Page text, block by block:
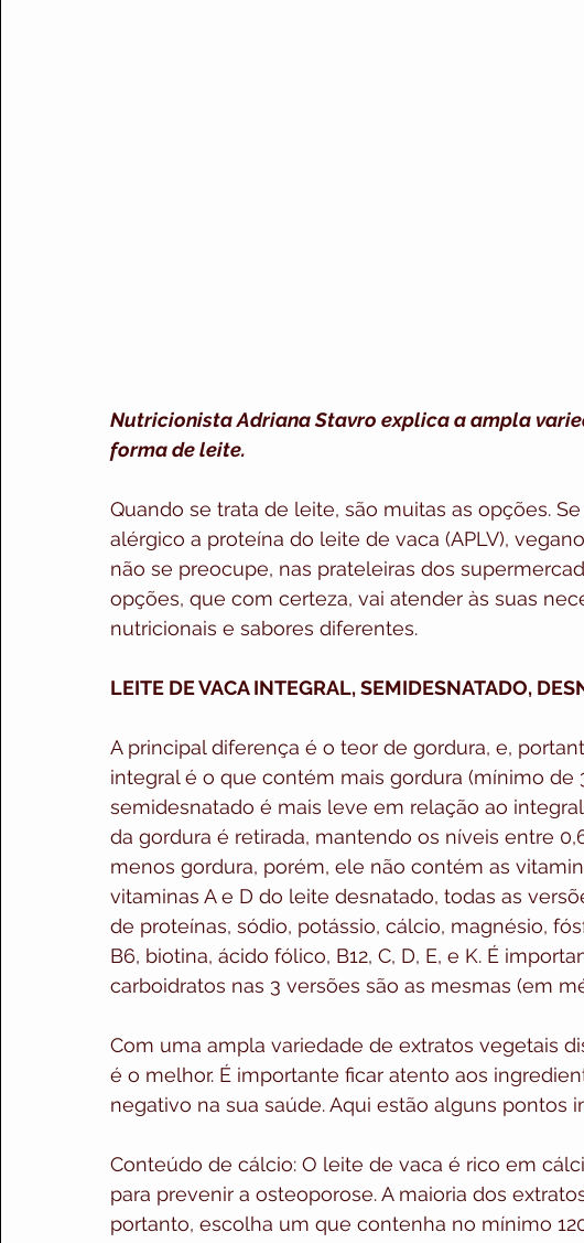
Nutricionista Adriana Stavro explica a ampla
forma de leite.
Quando se trata de leite, são muitas as opções.
alérgico a proteína do leite de vaca (APLV),
não se preocupe, nas prateleiras dos
opções, que com certeza, vai atender às suas
nutricionais e sabores diferentes.
LEITE DE VACA INTEGRAL, SEMIDESNATADO,
A principal diferença é o teor de gordura, e,
integral é o que contém mais gordura (mínimo de
semidesnatado é mais leve em relação ao
da gordura é retirada, mantendo os níveis entre
menos gordura, porém, ele não contém as
vitaminas A e D do leite desnatado, todas as
de proteínas, sódio, potássio, cálcio, magnésio,
B6, biotina, ácido fólico, B12, C, D, E, e K. É
carboidratos nas 3 versões são as mesmas (em
Com uma ampla variedade de extratos vegetais
é o melhor. É importante ficar atento aos
negativo na sua saúde. Aqui estão alguns pontos
Conteúdo de cálcio: O leite de vaca é rico em
para prevenir a osteoporose. A maioria dos
portanto, escolha um que contenha no mínimo